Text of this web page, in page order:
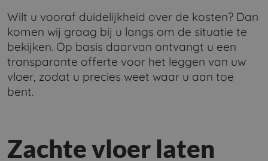
Wilt u vooraf duidelijkheid over de kosten? Dan
komen wij graag bij u langs om de situatie te
bekijken. Op basis daarvan ontvangt u een
transparante offerte voor het leggen van uw
vloer, zodat u precies weet waar u aan toe
bent.
Zachte vloer laten